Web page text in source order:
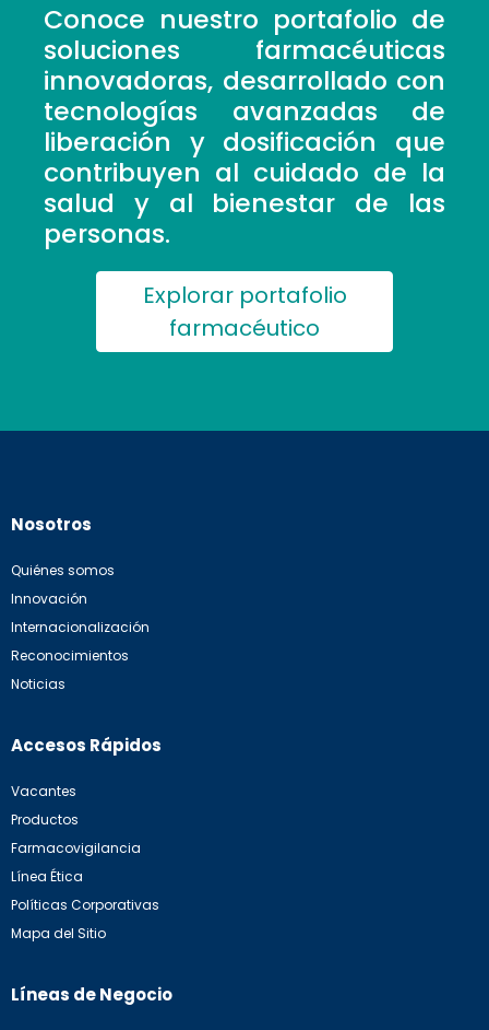
Conoce nuestro portafolio de
soluciones farmacéuticas
innovadoras, desarrollado con
tecnologías avanzadas de
liberación y dosificación que
contribuyen al cuidado de la
salud y al bienestar de las
personas.
Explorar portafolio
farmacéutico
Nosotros
Quiénes somos
Innovación
Internacionalización
Reconocimientos
Noticias
Accesos Rápidos
Vacantes
Productos
Farmacovigilancia
Línea Ética
Políticas Corporativas
Mapa del Sitio
Líneas de Negocio